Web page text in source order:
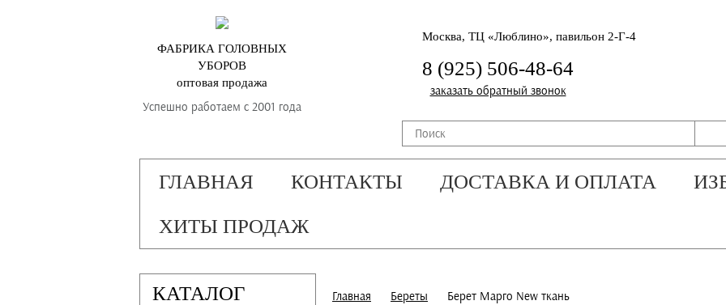
ФАБРИКА ГОЛОВНЫХ
УБОРОВ
оптовая продажа
Успешно работаем с 2001 года
Москва, ТЦ «Люблино», павильон 2-Г-4
8 (925) 506-48-64
заказать обратный звонок
ГЛАВНАЯ КОНТАКТЫ ДОСТАВКА И ОПЛАТА
ХИТЫ ПРОДАЖ
КАТАЛОГ Главная Береты Берет Марго New ткань